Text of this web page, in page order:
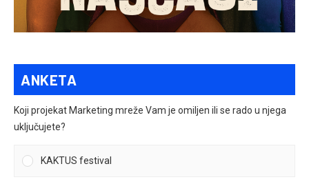
ANKETA
Koji projekat Marketing mreže Vam je omiljen ili se rado u njega
uključujete?
KAKTUS festival